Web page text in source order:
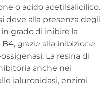
o acido acetilsalicilico.
deve alla presenza degli
grado di inibire la
grazie alla inibizione
La resina di
anche nei
ialuronidasi, enzimi